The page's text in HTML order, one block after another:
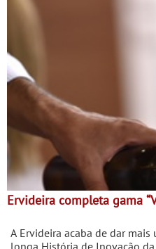
somou 93,25 pontos, tendo
Ervideira completa gama
A Ervideira acaba de dar